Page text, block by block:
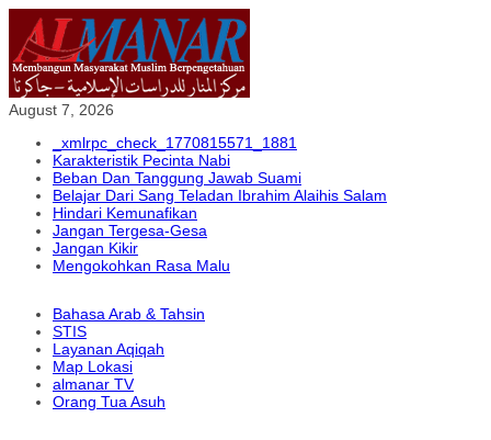
August 7, 2026
_xmlrpc_check_1770815571_1881
Karakteristik Pecinta Nabi
Beban Dan Tanggung Jawab Suami
Belajar Dari Sang Teladan Ibrahim Alaihis Salam
Hindari Kemunafikan
Jangan Tergesa-Gesa
Jangan Kikir
Mengokohkan Rasa Malu
Bahasa Arab & Tahsin
STIS
Layanan Aqiqah
Map Lokasi
almanar TV
Orang Tua Asuh